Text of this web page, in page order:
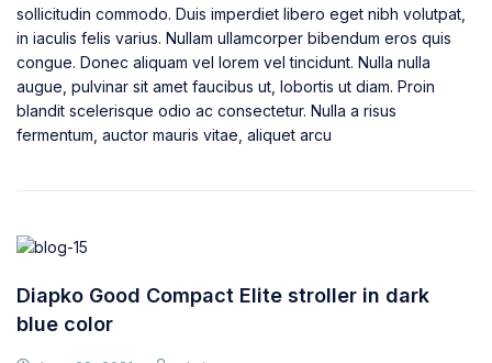
sollicitudin commodo. Duis imperdiet libero eget nibh volutpat,
in iaculis felis varius. Nullam ullamcorper bibendum eros quis
congue. Donec aliquam vel lorem vel tincidunt. Nulla nulla
augue, pulvinar sit amet faucibus ut, lobortis ut diam. Proin
blandit scelerisque odio ac consectetur. Nulla a risus
fermentum, auctor mauris vitae, aliquet arcu
Diapko Good Compact Elite stroller in dark
blue color